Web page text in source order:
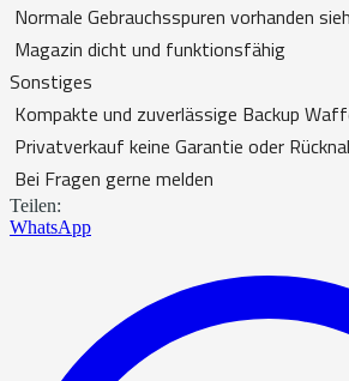
Normale Gebrauchsspuren vorhanden
Magazin dicht und funktionsfähig
Sonstiges
Kompakte und zuverlässige Backup
Privatverkauf keine Garantie oder
Bei Fragen gerne melden
Teilen:
WhatsApp